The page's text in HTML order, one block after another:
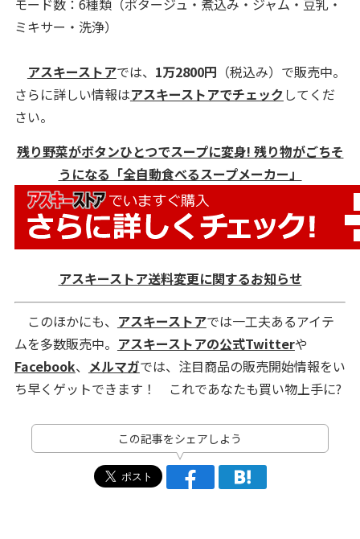
モード数：6種類（ポタージュ・煮込み・ジャム・豆乳・
ミキサー・洗浄）
アスキーストアでは、 1万2800円 （税込み）で販売中。
さらに詳しい情報はアスキーストアでチェックしてくだ
さい。
残り野菜がボタンひとつでスープに変身! 残り物がごちそ
うになる「全自動食べるスープメーカー」
アスキーストア送料変更に関するお知らせ
このほかにも、 アスキーストアでは一工夫あるアイテ
ムを多数販売中。 アスキーストアの公式Twitterや
Facebook、 メルマガでは、注目商品の販売開始情報をい
ち早くゲットできます！ これであなたも買い物上手に?
この記事をシェアしよう